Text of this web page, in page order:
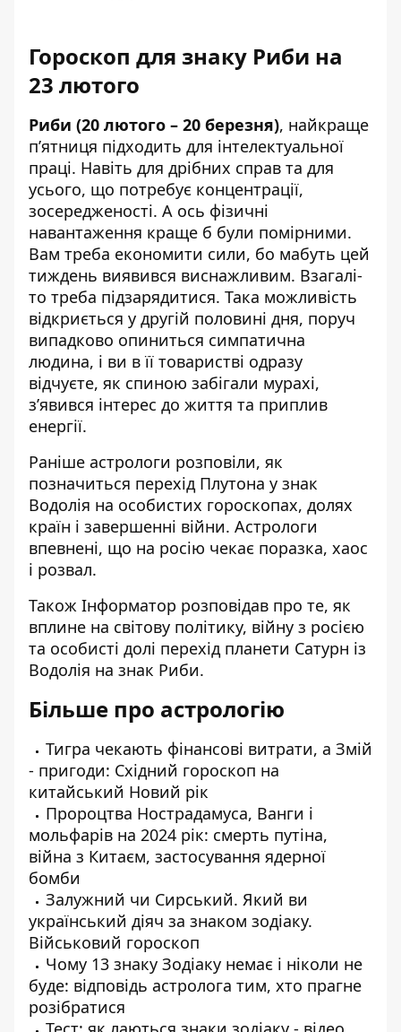
Гороскоп для знаку Риби на
23 лютого
Риби (20 лютого – 20 березня), найкраще
п’ятниця підходить для інтелектуальної
праці. Навіть для дрібних справ та для
усього, що потребує концентрації,
зосередженості. А ось фізичні
навантаження краще б були помірними.
Вам треба економити сили, бо мабуть цей
тиждень виявився виснажливим. Взагалі-
то треба підзарядитися. Така можливість
відкриється у другій половині дня, поруч
випадково опиниться симпатична
людина, і ви в її товаристві одразу
відчуєте, як спиною забігали мурахі,
з’явився інтерес до життя та приплив
енергії.
Раніше астрологи розповіли, як
позначиться перехід Плутона у знак
Водолія на особистих гороскопах, долях
країн і завершенні війни. Астрологи
впевнені, що на росію чекає поразка, хаос
і розвал.
Також Інформатор розповідав про те, як
вплине на світову політику, війну з росією
та особисті долі перехід планети Сатурн із
Водолія на знак Риби.
Більше про астрологію
Тигра чекають фінансові витрати, а Змій
- пригоди: Східний гороскоп на
китайський Новий рік
Пророцтва Нострадамуса, Ванги і
мольфарів на 2024 рік: смерть путіна,
війна з Китаєм, застосування ядерної
бомби
Залужний чи Сирський. Який ви
український діяч за знаком зодіаку.
Військовий гороскоп
Чому 13 знаку Зодіаку немає і ніколи не
буде: відповідь астролога тим, хто прагне
розібратися